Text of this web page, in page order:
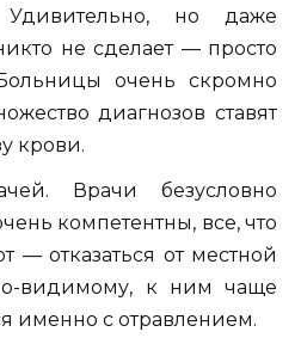
Удивительно, но даже
не сделает — просто
очень скромно
диагнозов ставят
крови.
Врачи безусловно
компетентны, все, что
— отказаться от местной
видимому, к ним чаще
именно с отравлением.